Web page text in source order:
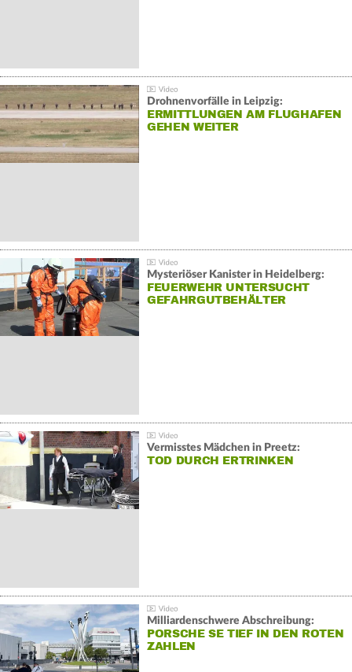
Drohnenvorfälle in Leipzig:
ERMITTLUNGEN AM FLUGHAFEN
GEHEN WEITER
Mysteriöser Kanister in Heidelberg:
FEUERWEHR UNTERSUCHT
GEFAHRGUTBEHÄLTER
Vermisstes Mädchen in Preetz:
TOD DURCH ERTRINKEN
Milliardenschwere Abschreibung:
PORSCHE SE TIEF IN DEN ROTEN
ZAHLEN